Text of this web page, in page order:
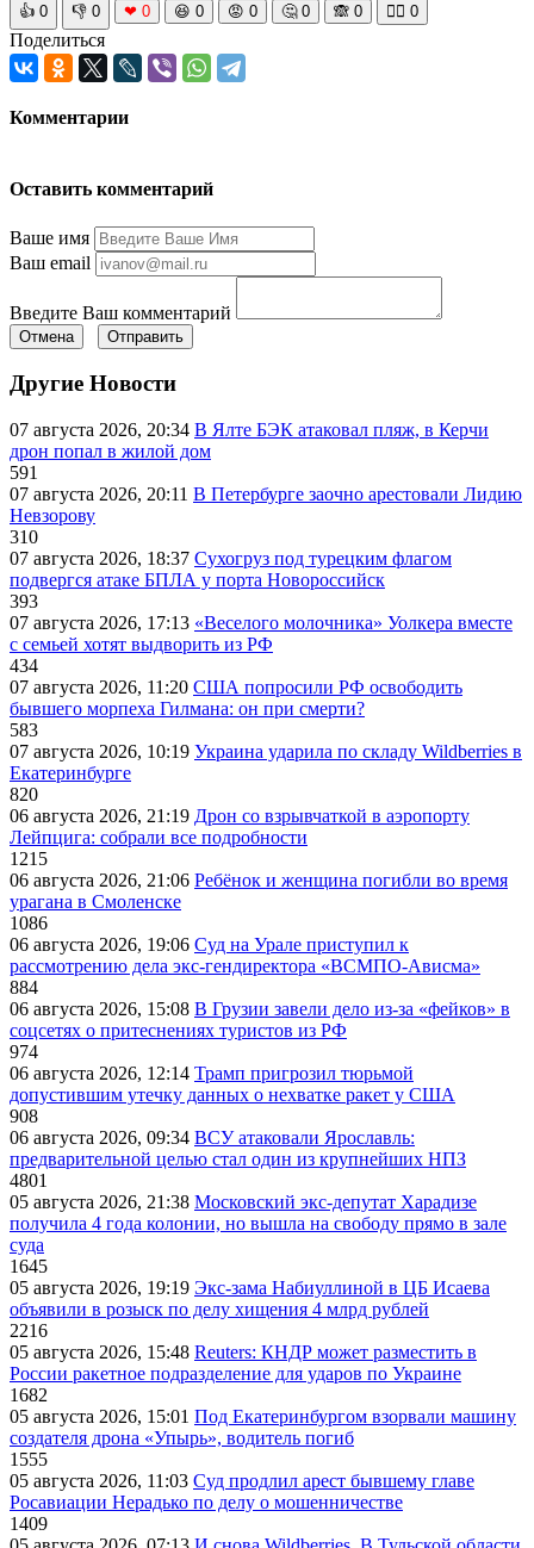
👍 0 👎 0 ❤ 0 😆 0 😡 0 🤔 0 🙈 0 🧘‍♀️ 0
Поделиться
Комментарии
Оставить комментарий
Ваше имя
Ваш email
Введите Ваш комментарий
Отмена Отправить
Другие Новости
07 августа 2026, 20:34 В Ялте БЭК атаковал пляж, в Керчи
дрон попал в жилой дом
591
07 августа 2026, 20:11 В Петербурге заочно арестовали Лидию
Невзорову
310
07 августа 2026, 18:37 Сухогруз под турецким флагом
подвергся атаке БПЛА у порта Новороссийск
393
07 августа 2026, 17:13 «Веселого молочника» Уолкера вместе
с семьей хотят выдворить из РФ
434
07 августа 2026, 11:20 США попросили РФ освободить
бывшего морпеха Гилмана: он при смерти?
583
07 августа 2026, 10:19 Украина ударила по складу Wildberries в
Екатеринбурге
820
06 августа 2026, 21:19 Дрон со взрывчаткой в аэропорту
Лейпцига: собрали все подробности
1215
06 августа 2026, 21:06 Ребёнок и женщина погибли во время
урагана в Смоленске
1086
06 августа 2026, 19:06 Суд на Урале приступил к
рассмотрению дела экс-гендиректора «ВСМПО-Ависма»
884
06 августа 2026, 15:08 В Грузии завели дело из-за «фейков» в
соцсетях о притеснениях туристов из РФ
974
06 августа 2026, 12:14 Трамп пригрозил тюрьмой
допустившим утечку данных о нехватке ракет у США
908
06 августа 2026, 09:34 ВСУ атаковали Ярославль:
предварительной целью стал один из крупнейших НПЗ
4801
05 августа 2026, 21:38 Московский экс-депутат Харадизе
получила 4 года колонии, но вышла на свободу прямо в зале
суда
1645
05 августа 2026, 19:19 Экс-зама Набиуллиной в ЦБ Исаева
объявили в розыск по делу хищения 4 млрд рублей
2216
05 августа 2026, 15:48 Reuters: КНДР может разместить в
России ракетное подразделение для ударов по Украине
1682
05 августа 2026, 15:01 Под Екатеринбургом взорвали машину
создателя дрона «Упырь», водитель погиб
1555
05 августа 2026, 11:03 Суд продлил арест бывшему главе
Росавиации Нерадько по делу о мошенничестве
1409